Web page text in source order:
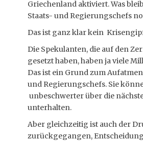
Griechenland aktiviert. Was
Staats- und Regierungschefs
Das ist ganz klar kein
Die Spekulanten, die auf den
gesetzt haben, haben ja viele
Das ist ein Grund zum
und Regierungschefs. Sie
unbeschwerter über die
unterhalten.
Aber gleichzeitig ist auch der
zurückgegangen,